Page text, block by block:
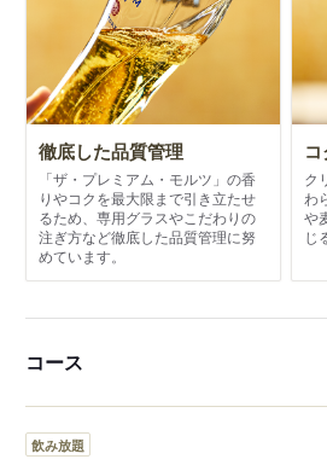
徹底した品質管理
「ザ・プレミアム・モルツ」の香
りやコクを最大限まで引き立たせ
るため、専用グラスやこだわりの
注ぎ方など徹底した品質管理に努
めています。
ク
わ
や
じ
コース
飲み放題